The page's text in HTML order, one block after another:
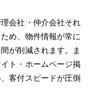
会社・仲介会社それ
め、物件情報が常に
が削減されます。ま
ト・ホームページ掲
客付スピードが圧倒